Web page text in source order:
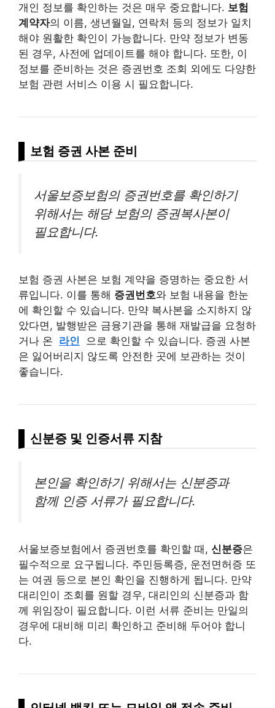
개인 정보를 확인하는 것은 매우 중요합니다. 보험
계약자의 이름, 생년월일, 연락처 등의 정보가 일치
해야 원활한 확인이 가능합니다. 만약 정보가 변동
된 경우, 사전에 업데이트를 해야 합니다. 또한, 이
정보를 준비하는 것은 증권번호 조회 외에도 다양한
보험 관련 서비스 이용 시 필요합니다.
보험 증권 사본 준비
서울보증보험의 증권번호를 확인하기
위해서는 해당 보험의 증권복사본이
필요합니다.
보험 증권 사본은 보험 계약을 증명하는 중요한 서
류입니다. 이를 통해 증권번호와 보험 내용을 한눈
에 확인할 수 있습니다. 만약 복사본을 소지하지 않
았다면, 발행받은 금융기관을 통해 재발급을 요청하
거나 온 라인
으로 확인할 수 있습니다. 증권 사본
은 잃어버리지 않도록 안전한 곳에 보관하는 것이
좋습니다.
신분증 및 인증서류 지참
본인을 확인하기 위해서는 신분증과
함께 인증 서류가 필요합니다.
서울보증보험에서 증권번호를 확인할 때, 신분증은
필수적으로 요구됩니다. 주민등록증, 운전면허증 또
는 여권 등으로 본인 확인을 진행하게 됩니다. 만약
대리인이 조회를 원할 경우, 대리인의 신분증과 함
께 위임장이 필요합니다. 이런 서류 준비는 만일의
경우에 대비해 미리 확인하고 준비해 두어야 합니
다.